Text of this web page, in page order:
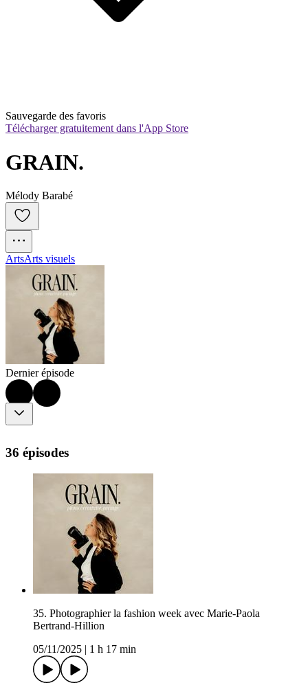
Sauvegarde des favoris
Télécharger gratuitement dans l'App Store
GRAIN.
Mélody Barabé
ArtsArts visuels
Dernier épisode
36 épisodes
35. Photographier la fashion week avec Marie-Paola
Bertrand-Hillion
05/11/2025 | 1 h 17 min